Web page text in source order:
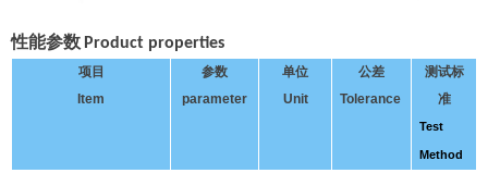
性能参数 Product properties
项目
Item
参数
parameter
单位
Unit
公差
Tolerance
测试标
准
Test
Method